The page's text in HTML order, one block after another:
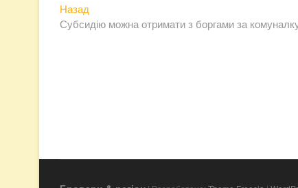
Навигация
по
Назад
запись:
Субсидію можна отримати з боргами за